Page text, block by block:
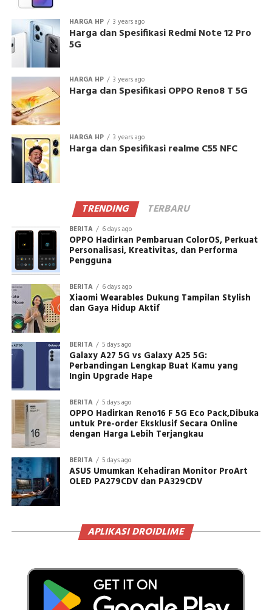
HARGA HP 3 years ago
Harga dan Spesifikasi Redmi Note 12 Pro
5G
HARGA HP 3 years ago
Harga dan Spesifikasi OPPO Reno8 T 5G
HARGA HP 3 years ago
Harga dan Spesifikasi realme C55 NFC
TRENDING TERBARU
BERITA 6 days ago
OPPO Hadirkan Pembaruan ColorOS, Perkuat
Personalisasi, Kreativitas, dan Performa
Pengguna
BERITA 6 days ago
Xiaomi Wearables Dukung Tampilan Stylish
dan Gaya Hidup Aktif
BERITA 5 days ago
Galaxy A27 5G vs Galaxy A25 5G:
Perbandingan Lengkap Buat Kamu yang
Ingin Upgrade Hape
BERITA 5 days ago
OPPO Hadirkan Reno16 F 5G Eco Pack,Dibuka
untuk Pre-order Eksklusif Secara Online
dengan Harga Lebih Terjangkau
BERITA 5 days ago
ASUS Umumkan Kehadiran Monitor ProArt
OLED PA279CDV dan PA329CDV
APLIKASI DROIDLIME